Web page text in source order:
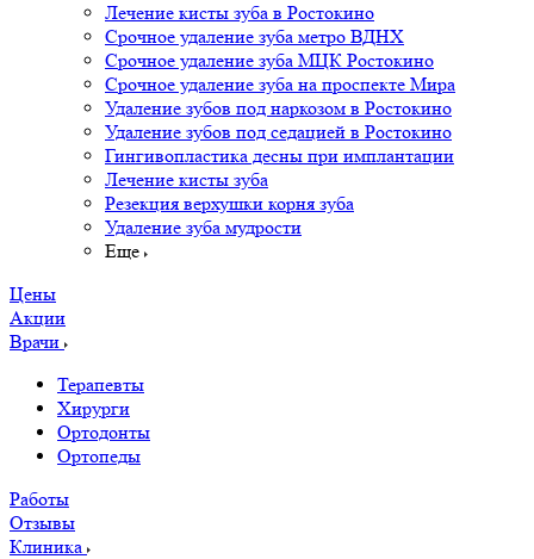
Лечение кисты зуба в Ростокино
Срочное удаление зуба метро ВДНХ
Срочное удаление зуба МЦК Ростокино
Срочное удаление зуба на проспекте Мира
Удаление зубов под наркозом в Ростокино
Удаление зубов под седацией в Ростокино
Гингивопластика десны при имплантации
Лечение кисты зуба
Резекция верхушки корня зуба
Удаление зуба мудрости
Еще
Цены
Акции
Врачи
Терапевты
Хирурги
Ортодонты
Ортопеды
Работы
Отзывы
Клиника